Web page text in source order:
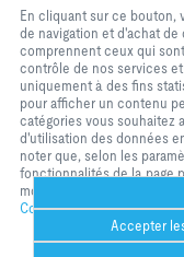
J'accepte que mes
politique de protection
Login
Home Contacts Imprint
Confidentialité
Réserve
En cliquant sur ce bouton,
de navigation et d'achat
comprennent ceux qui
contrôle de nos services
uniquement à des fins
pour afficher un contenu
catégories vous souhaitez
d'utilisation des données
noter que, selon les
fonctionnalités de la page
modifier votre sélection à
Confidentialité
Accepter